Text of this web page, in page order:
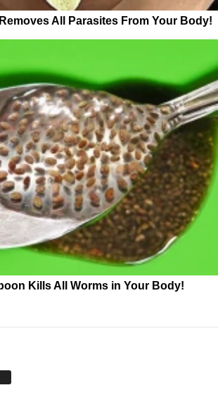
All Parasites From Your Body!
Kills All Worms in Your Body!